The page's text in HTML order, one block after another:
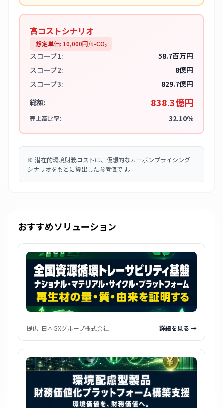
高コストシナリオ
想定単価: 10,000円/t-CO₂
スコープ1:
58.7百万円
スコープ2:
8億円
スコープ3:
829.7億円
総額:
838.3億円
売上高比率: 32.10%
※ 潜在的環境財務コストは、仮想的なカーボンプライシング
シナリオをもとに算出した参考値です。
おすすめソリューション
提供: 日本GXグループ株式会社 詳細を見る →